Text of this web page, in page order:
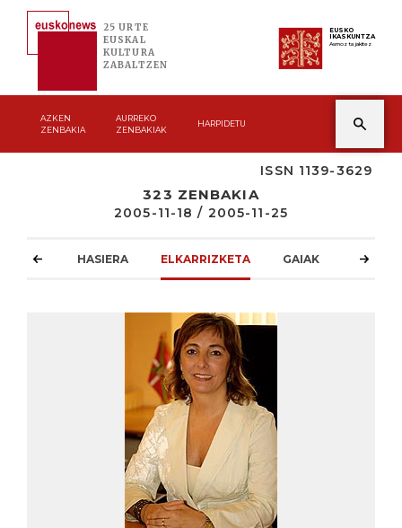
25 URTE
EUSKAL
KULTURA
ZABALTZEN
EUSKO
IKASKUNTZA
Asmoz ta jakitez
AZKEN
ZENBAKIA
AURREKO
ZENBAKIAK
HARPIDETU
ISSN 1139-3629
323 ZENBAKIA
2005-11-18 / 2005-11-25
HASIERA ELKARRIZKETA GAIAK